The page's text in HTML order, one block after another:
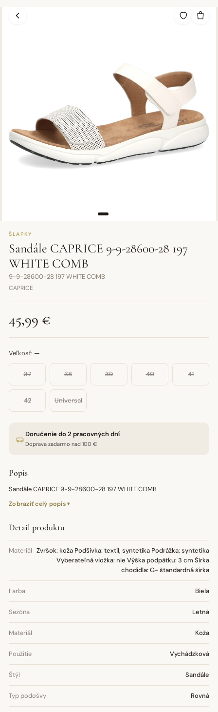
ŠLAPKY
Sandále CAPRICE 9-9-28600-28 197
WHITE COMB
9-9-28600-28 197 WHITE COMB
CAPRICE
45,99 €
Veľkosť: —
37 38 39 40 41
42 Universal
Doručenie do 2 pracovných dní
Doprava zadarmo nad 100 €
Popis
Sandále CAPRICE 9-9-28600-28 197 WHITE COMB
Zobraziť celý popis
Detail produktu
Materiál Zvršok: koža Podšívka: textil, syntetika Podrážka: syntetika
Vyberateľná vložka: nie Výška podpätku: 3 cm Šírka
chodidla: G- štandardná šírka
Farba Biela
Sezóna Letná
Materiál Koža
Použitie Vychádzková
Štýl Sandále
Typ podošvy Rovná